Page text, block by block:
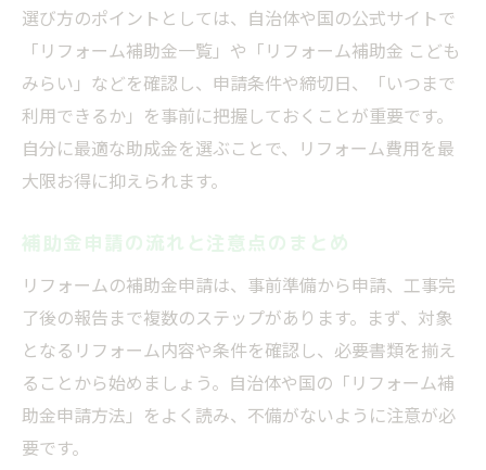
助成金検討で得するお得な情報まとめ
自分に合う補助金を選ぶための情報収集法
お得な情報を活かした費用シミュレーショ
ン術
助成金検討で必ず押さえるべき注意点
選び方のポイントとしては、自治体や国の公式サイトで
「リフォーム補助金一覧」や「リフォーム補助金 こども
みらい」などを確認し、申請条件や締切日、「いつまで
利用できるか」を事前に把握しておくことが重要です。
自分に最適な助成金を選ぶことで、リフォーム費用を最
大限お得に抑えられます。
補助金申請の流れと注意点のまとめ
リフォームの補助金申請は、事前準備から申請、工事完
了後の報告まで複数のステップがあります。まず、対象
となるリフォーム内容や条件を確認し、必要書類を揃え
ることから始めましょう。自治体や国の「リフォーム補
助金申請方法」をよく読み、不備がないように注意が必
要です。